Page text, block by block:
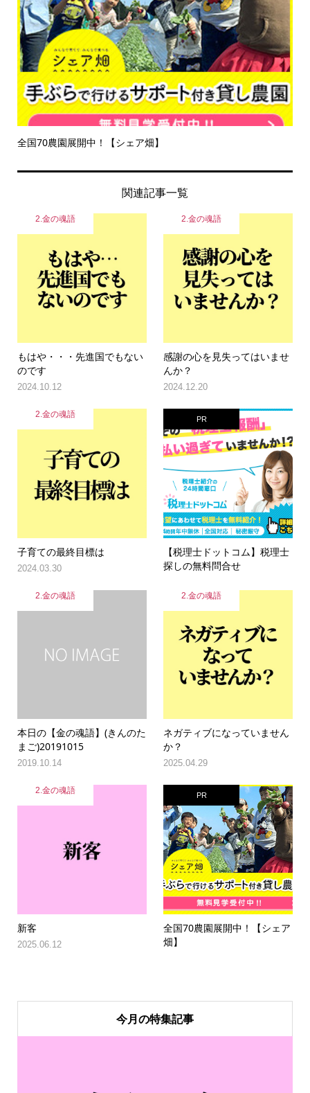
全国70農園展開中！【シェア畑】
関連記事一覧
2.金の魂語
もはや・・・先進国でもない
のです
2024.10.12
2.金の魂語
感謝の心を見失ってはいませ
んか？
2024.12.20
2.金の魂語
子育ての最終目標は
2024.03.30
PR
【税理士ドットコム】税理士
探しの無料問合せ
2.金の魂語
本日の【金の魂語】(きんのた
まご)20191015
2019.10.14
2.金の魂語
ネガティブになっていません
か？
2025.04.29
2.金の魂語
新客
2025.06.12
PR
全国70農園展開中！【シェア
畑】
今月の特集記事